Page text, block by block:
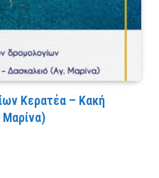
Κερατέα – Κακή